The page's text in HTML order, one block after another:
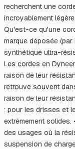
recherchent une
incroyablement légère.
Qu'est-ce qu'une
marque déposée
synthétique ultra-
Les cordes en
raison de leur
retrouve souvent
raison de leur
: pour les drisses et
extrêmement
des usages où la
suspension de